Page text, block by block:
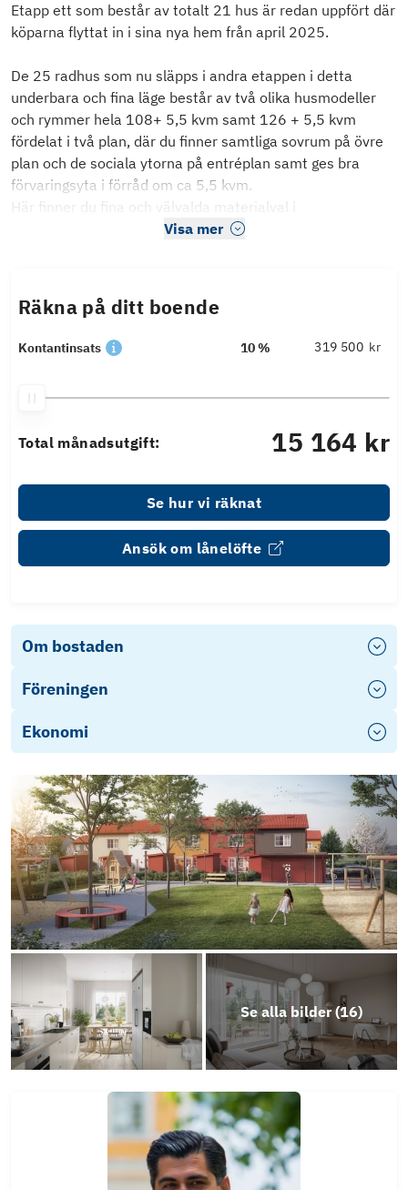
Etapp ett som består av totalt 21 hus är redan uppfört där
köparna flyttat in i sina nya hem från april 2025.
De 25 radhus som nu släpps i andra etappen i detta
underbara och fina läge består av två olika husmodeller
och rymmer hela 108+ 5,5 kvm samt 126 + 5,5 kvm
fördelat i två plan, där du finner samtliga sovrum på övre
plan och de sociala ytorna på entréplan samt ges bra
förvaringsyta i förråd om ca 5,5 kvm.
Här finner du fina och välvalda materialval i
Visa mer
Räkna på ditt boende
Kontantinsats 10 % kr
Total månadsutgift: 15 164 kr
Se hur vi räknat
Ansök om lånelöfte
Om bostaden
Föreningen
Ekonomi
Se alla bilder (16)